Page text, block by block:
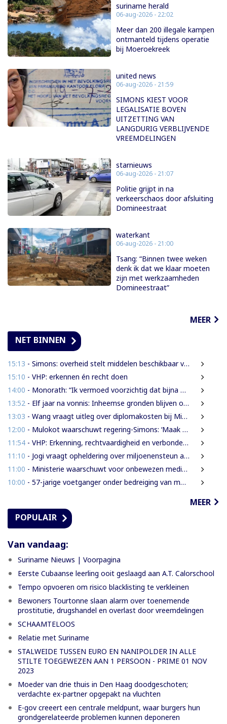
suriname herald
06-aug-2026 - 22:02
Meer dan 200 illegale kampen
ontmanteld tijdens operatie
bij Moeroekreek
united news
06-aug-2026 - 21:59
SIMONS KIEST VOOR
LEGALISATIE BOVEN
UITZETTING VAN
LANGDURIG VERBLIJVENDE
VREEMDELINGEN
starnieuws
06-aug-2026 - 21:07
Politie grijpt in na
verkeerschaos door afsluiting
Domineestraat
waterkant
06-aug-2026 - 21:00
Tsang: “Binnen twee weken
denk ik dat we klaar moeten
zijn met werkzaamheden
Domineestraat”
MEER
NET BINNEN
15:13 - Simons: overheid stelt middelen beschikbaar voor onderzoek na Heritage Month 2026
15:10 - VHP: erkennen én recht doen
14:00 - Monorath: “Ik vermoed voorzichtig dat bijna 30% personen in gevangenissen oplichters zijn”
13:52 - Elf jaar na vonnis: Inheemse gronden blijven onbeschermd in Suriname
13:03 - Wang vraagt uitleg over diplomakosten bij Miranda Lyceum
12:00 - Mulokot waarschuwt regering-Simons: ‘Maak van 5-kilometerwet geen uitstel van echte grondenrechten’
11:54 - VHP: Erkenning, rechtvaardigheid en verbondenheid op 9 augustus
11:10 - Jogi vraagt opheldering over miljoenensteun aan SLM en behaalde resultaten
11:00 - Ministerie waarschuwt voor onbewezen medische claims via sociale media
10:00 - 57-jarige voetganger onder bedreiging van mes beroofd van mobiele telefoon
MEER
POPULAIR
Van vandaag:
Suriname Nieuws | Voorpagina
Eerste Cubaanse leerling ooit geslaagd aan A.T. Calorschool
Tempo opvoeren om risico blacklisting te verkleinen
Bewoners Tourtonne slaan alarm over toenemende
prostitutie, drugshandel en overlast door vreemdelingen
SCHAAMTELOOS
Relatie met Suriname
STALWEIDE TUSSEN EURO EN NANIPOLDER IN ALLE
STILTE TOEGEWEZEN AAN 1 PERSOON - PRIME 01 NOV
2023
Moeder van drie thuis in Den Haag doodgeschoten;
verdachte ex-partner opgepakt na vluchten
E-gov creeert een centrale meldpunt, waar burgers hun
grondgerelateerde problemen kunnen deponeren